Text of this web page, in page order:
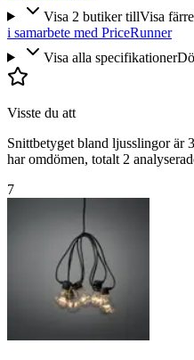
Visa 2 butiker tillVisa färre
i samarbete med PriceRunner
Visa alla specifikationer
Visste du att
Snittbetyget bland ljusslingor
har omdömen, totalt 2
7